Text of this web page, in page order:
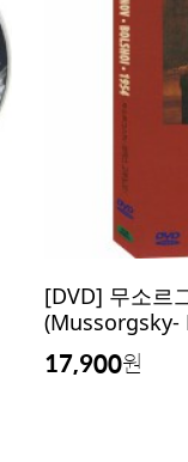
[DVD] 무소르
(Mussorgsky-
17,900원